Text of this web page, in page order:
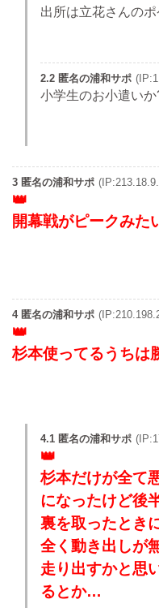
出所は立花さんのポ
2.2 匿名の浦和サポ
小学生のお小遣いか
3 匿名の浦和サポ
開幕戦がピークみた
4 匿名の浦和サポ
杉本使ってるうちは
4.1 匿名の浦和サポ
杉本だけが全て
になったけど後
裏を取ったとき
全く動き出しが
走り出すかと思
るとか…